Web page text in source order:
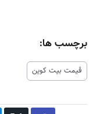
برچسب ها:
قیمت بیت کوین